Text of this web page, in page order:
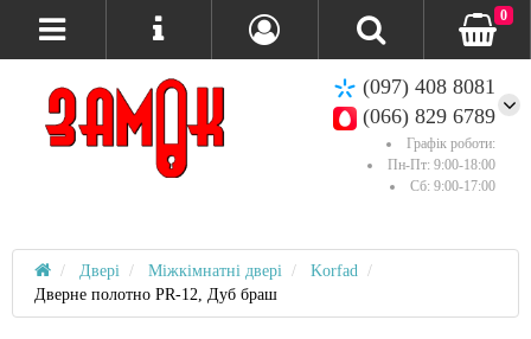
(097) 408 8081
(066) 829 6789
Графік роботи:
Пн-Пт: 9:00-18:00
Сб: 9:00-17:00
0
Двері Міжкімнатні двері
Korfad
Дверне полотно PR-12, Дуб браш